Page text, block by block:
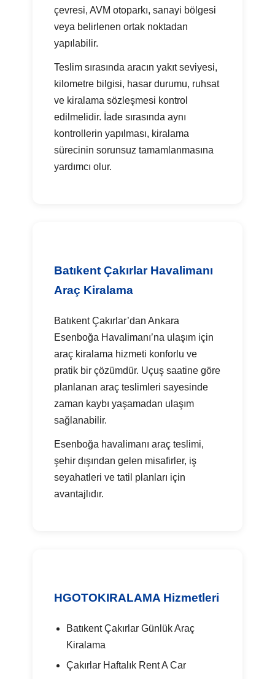
çevresi, AVM otoparkı, sanayi bölgesi
veya belirlenen ortak noktadan
yapılabilir.
Teslim sırasında aracın yakıt seviyesi,
kilometre bilgisi, hasar durumu, ruhsat
ve kiralama sözleşmesi kontrol
edilmelidir. İade sırasında aynı
kontrollerin yapılması, kiralama
sürecinin sorunsuz tamamlanmasına
yardımcı olur.
Batıkent Çakırlar Havalimanı
Araç Kiralama
Batıkent Çakırlar’dan Ankara
Esenboğa Havalimanı’na ulaşım için
araç kiralama hizmeti konforlu ve
pratik bir çözümdür. Uçuş saatine göre
planlanan araç teslimleri sayesinde
zaman kaybı yaşamadan ulaşım
sağlanabilir.
Esenboğa havalimanı araç teslimi,
şehir dışından gelen misafirler, iş
seyahatleri ve tatil planları için
avantajlıdır.
HGOTOKIRALAMA Hizmetleri
Batıkent Çakırlar Günlük Araç
Kiralama
Çakırlar Haftalık Rent A Car